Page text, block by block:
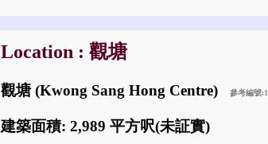
Location : 觀塘
觀塘 (Kwong Sang Hong Centre) 參考編號
建築面積: 2,989 平方呎(未証實)